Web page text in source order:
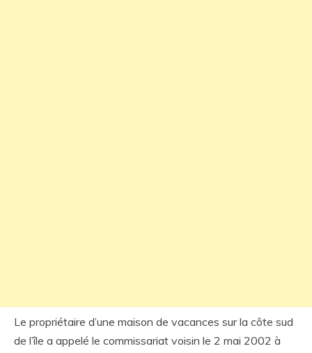
Le propriétaire d’une maison de vacances sur la côte sud
de l’île a appelé le commissariat voisin le 2 mai 2002 à